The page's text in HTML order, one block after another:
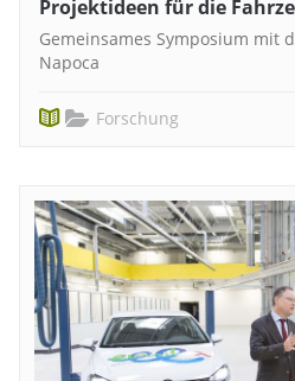
Projektideen für die
Gemeinsames Symposium mit
Napoca
Forschung